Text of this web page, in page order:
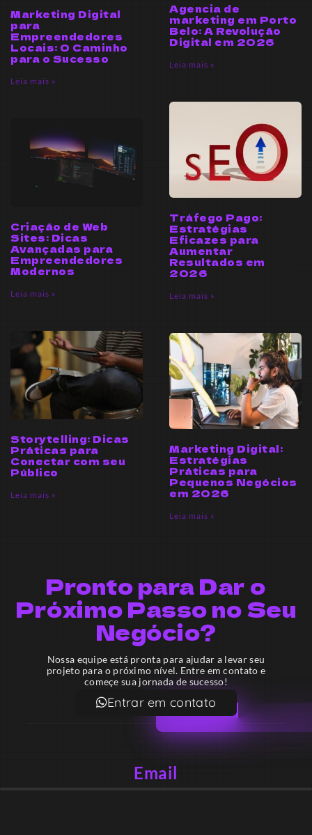
Marketing Digital
para
Empreendedores
Locais: O Caminho
para o Sucesso
Leia mais »
Agencia de
marketing em Porto
Belo: A Revolução
Digital em 2026
Leia mais »
Criação de Web
Sites: Dicas
Avançadas para
Empreendedores
Modernos
Leia mais »
Tráfego Pago:
Estratégias
Eficazes para
Aumentar
Resultados em
2026
Leia mais »
Storytelling: Dicas
Práticas para
Conectar com seu
Público
Leia mais »
Marketing Digital:
Estratégias
Práticas para
Pequenos Negócios
em 2026
Leia mais »
Pronto para Dar o
Próximo Passo no Seu
Negócio?
Nossa equipe está pronta para ajudar a levar seu
projeto para o próximo nível. Entre em contato e
começe sua jornada de sucesso!
Entrar em contato
Email